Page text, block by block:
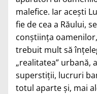
malefice. Iar aceşti
fie de cea a Răului,
conştiinţa
trebuit mult să
„realitatea” urbană,
superstiţii, lucruri
totul aparte şi, mai